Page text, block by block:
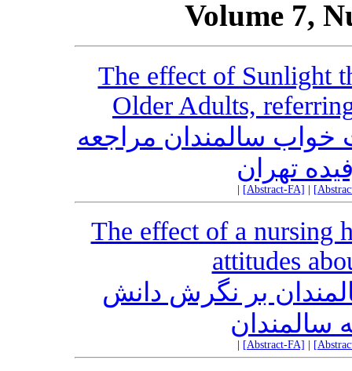
Volume 7,
The effect of Sunlight
Older Adults,
خواب سالمندان مراجعه
تهران
[Abstract-FA]
The effect of a nursing
attitudes
بر نگرش دانش
سالمندان
[Abstract-FA]